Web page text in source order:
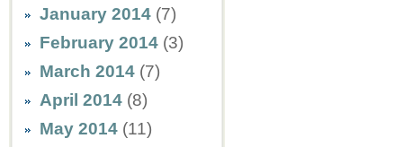
January 2014 (7)
February 2014 (3)
March 2014 (7)
April 2014 (8)
May 2014 (11)